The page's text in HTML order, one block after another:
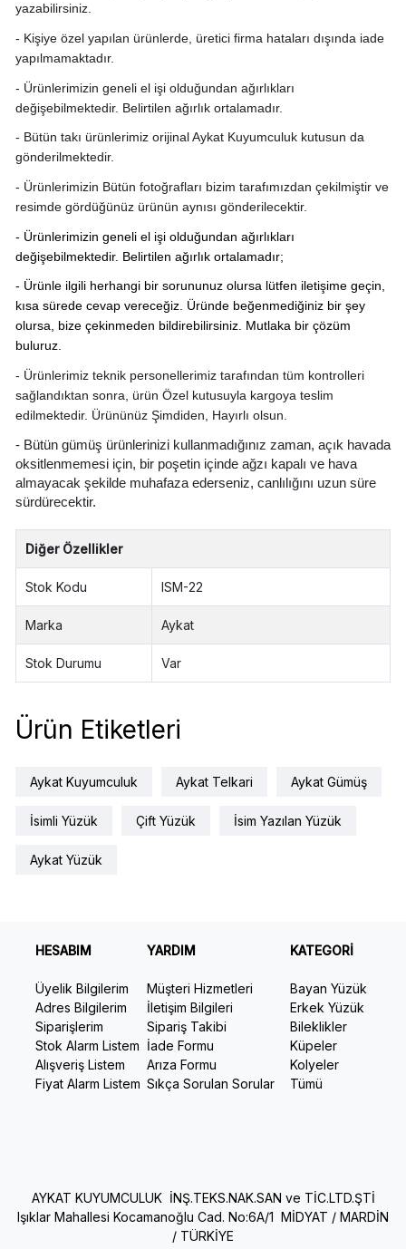
yazabilirsiniz.
- Kişiye özel yapılan ürünlerde, üretici firma hataları dışında iade
yapılmamaktadır.
- Ürünlerimizin geneli el işi olduğundan ağırlıkları
değişebilmektedir. Belirtilen ağırlık ortalamadır.
- Bütün takı ürünlerimiz orijinal Aykat Kuyumculuk kutusun da
gönderilmektedir.
- Ürünlerimizin Bütün fotoğrafları bizim tarafımızdan çekilmiştir ve
resimde gördüğünüz ürünün aynısı gönderilecektir.
- Ürünlerimizin geneli el işi olduğundan ağırlıkları
değişebilmektedir. Belirtilen ağırlık ortalamadır;
- Ürünle ilgili herhangi bir sorununuz olursa lütfen iletişime geçin,
kısa sürede cevap vereceğiz. Üründe beğenmediğiniz bir şey
olursa, bize çekinmeden bildirebilirsiniz. Mutlaka bir çözüm
buluruz.
- Ürünlerimiz teknik personellerimiz tarafından tüm kontrolleri
sağlandıktan sonra, ürün Özel kutusuyla kargoya teslim
edilmektedir. Ürününüz Şimdiden, Hayırlı olsun.
- Bütün gümüş ürünlerinizi kullanmadığınız zaman, açık havada
oksitlenmemesi için, bir poşetin içinde ağzı kapalı ve hava
almayacak şekilde muhafaza ederseniz, canlılığını uzun süre
sürdürecektir.
Diğer Özellikler
Stok Kodu ISM-22
Marka Aykat
Stok Durumu Var
Ürün Etiketleri
Aykat Kuyumculuk Aykat Telkari Aykat Gümüş
İsimli Yüzük Çift Yüzük İsim Yazılan Yüzük
Aykat Yüzük
HESABIM
Üyelik Bilgilerim
Adres Bilgilerim
Siparişlerim
Stok Alarm Listem
Alışveriş Listem
Fiyat Alarm Listem
YARDIM
Müşteri Hizmetleri
İletişim Bilgileri
Sipariş Takibi
İade Formu
Arıza Formu
Sıkça Sorulan Sorular
KATEGORİ
Bayan Yüzük
Erkek Yüzük
Bileklikler
Küpeler
Kolyeler
Tümü
AYKAT KUYUMCULUK İNŞ.TEKS.NAK.SAN ve TİC.LTD.ŞTİ
Işıklar Mahallesi Kocamanoğlu Cad. No:6A/1 MİDYAT / MARDİN
/ TÜRKİYE